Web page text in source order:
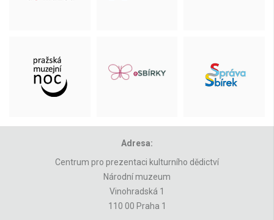
Adresa:
Centrum pro prezentaci kulturního dědictví
Národní muzeum
Vinohradská 1
110 00 Praha 1